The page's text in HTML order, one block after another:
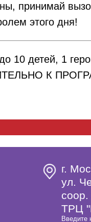
принимай
этого дня!
10 детей, 1
К
Введите
г.
ул.
coop.
ТРЦ